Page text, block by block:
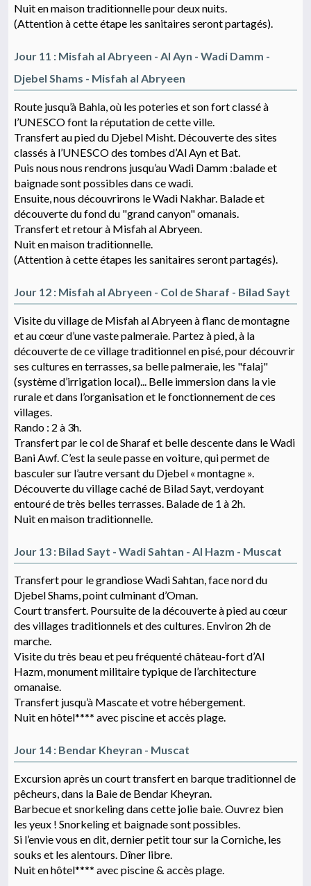
Nuit en maison traditionnelle pour deux nuits.
(Attention à cette étape les sanitaires seront partagés).
Jour 11 : Misfah al Abryeen - Al Ayn - Wadi Damm -
Djebel Shams - Misfah al Abryeen
Route jusqu’à Bahla, où les poteries et son fort classé à
l’UNESCO font la réputation de cette ville.
Transfert au pied du Djebel Misht. Découverte des sites
classés à l’UNESCO des tombes d’Al Ayn et Bat.
Puis nous nous rendrons jusqu’au Wadi Damm :balade et
baignade sont possibles dans ce wadi.
Ensuite, nous découvrirons le Wadi Nakhar. Balade et
découverte du fond du "grand canyon" omanais.
Transfert et retour à Misfah al Abryeen.
Nuit en maison traditionnelle.
(Attention à cette étapes les sanitaires seront partagés).
Jour 12 : Misfah al Abryeen - Col de Sharaf - Bilad Sayt
Visite du village de Misfah al Abryeen à flanc de montagne
et au cœur d’une vaste palmeraie. Partez à pied, à la
découverte de ce village traditionnel en pisé, pour découvrir
ses cultures en terrasses, sa belle palmeraie, les "falaj"
(système d’irrigation local)... Belle immersion dans la vie
rurale et dans l’organisation et le fonctionnement de ces
villages.
Rando : 2 à 3h.
Transfert par le col de Sharaf et belle descente dans le Wadi
Bani Awf. C’est la seule passe en voiture, qui permet de
basculer sur l’autre versant du Djebel « montagne ».
Découverte du village caché de Bilad Sayt, verdoyant
entouré de très belles terrasses. Balade de 1 à 2h.
Nuit en maison traditionnelle.
Jour 13 : Bilad Sayt - Wadi Sahtan - Al Hazm - Muscat
Transfert pour le grandiose Wadi Sahtan, face nord du
Djebel Shams, point culminant d’Oman.
Court transfert. Poursuite de la découverte à pied au cœur
des villages traditionnels et des cultures. Environ 2h de
marche.
Visite du très beau et peu fréquenté château-fort d’Al
Hazm, monument militaire typique de l’architecture
omanaise.
Transfert jusqu’à Mascate et votre hébergement.
Nuit en hôtel**** avec piscine et accès plage.
Jour 14 : Bendar Kheyran - Muscat
Excursion après un court transfert en barque traditionnel de
pêcheurs, dans la Baie de Bendar Kheyran.
Barbecue et snorkeling dans cette jolie baie. Ouvrez bien
les yeux ! Snorkeling et baignade sont possibles.
Si l’envie vous en dit, dernier petit tour sur la Corniche, les
souks et les alentours. Dîner libre.
Nuit en hôtel**** avec piscine & accès plage.